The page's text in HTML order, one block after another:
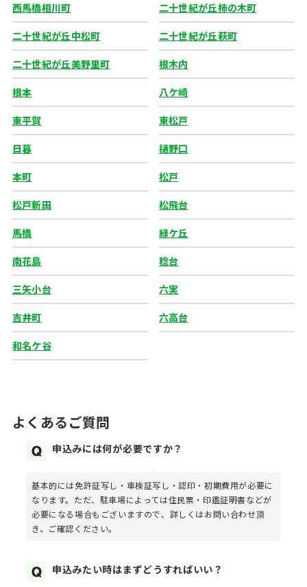
西馬橋相川町 二十世紀が丘柿の木町
二十世紀が丘中松町 二十世紀が丘萩町
二十世紀が丘美野里町 根木内
根本 八ケ崎
東平賀 東松戸
日暮 樋野口
本町 松戸
松戸新田 松飛台
馬橋 緑ケ丘
南花島 稔台
三矢小台 六実
吉井町 六高台
和名ケ谷
よくあるご質問
申込みには何が必要ですか？
基本的には免許証写し・車検証写し・認印・初期費用が必要に
なります。ただ、駐車場によっては住民票・印鑑証明書などが
必要になる場合もございますので、詳しくはお問い合わせ頂
き、ご確認ください。
申込みたい時はまずどうすればいい？